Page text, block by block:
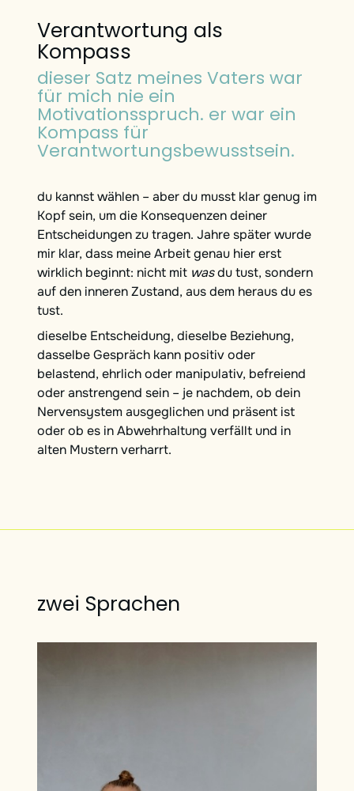
Verantwortung als
Kompass
dieser Satz meines Vaters war
für mich nie ein
Motivationsspruch. er war ein
Kompass für
Verantwortungsbewusstsein.
du kannst wählen – aber du musst klar genug im
Kopf sein, um die Konsequenzen deiner
Entscheidungen zu tragen. Jahre später wurde
mir klar, dass meine Arbeit genau hier erst
wirklich beginnt: nicht mit wasdu tust, sondern
auf den inneren Zustand, aus dem heraus du es
tust.
dieselbe Entscheidung, dieselbe Beziehung,
dasselbe Gespräch kann positiv oder
belastend, ehrlich oder manipulativ, befreiend
oder anstrengend sein – je nachdem, ob dein
Nervensystem ausgeglichen und präsent ist
oder ob es in Abwehrhaltung verfällt und in
alten Mustern verharrt.
zwei Sprachen